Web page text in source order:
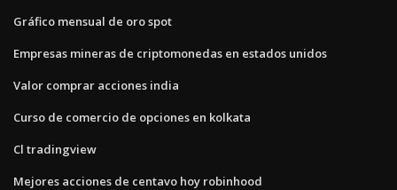
Gráfico mensual de oro spot
Empresas mineras de criptomonedas en estados unidos
Valor comprar acciones india
Curso de comercio de opciones en kolkata
Cl tradingview
Mejores acciones de centavo hoy robinhood